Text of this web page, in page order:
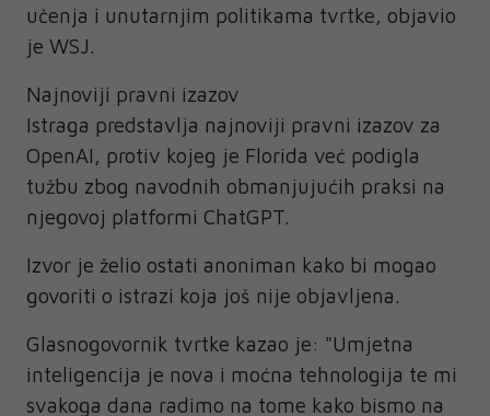
učenja i unutarnjim politikama tvrtke, objavio
je WSJ.
Najnoviji pravni izazov
Istraga predstavlja najnoviji pravni izazov za
OpenAI, protiv kojeg je Florida već podigla
tužbu zbog navodnih obmanjujućih praksi na
njegovoj platformi ChatGPT.
Izvor je želio ostati anoniman kako bi mogao
govoriti o istrazi koja još nije objavljena.
Glasnogovornik tvrtke kazao je: "Umjetna
inteligencija je nova i moćna tehnologija te mi
svakoga dana radimo na tome kako bismo na